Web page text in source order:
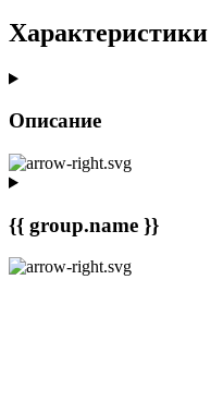
Характеристики
Описание
{{ group.name }}